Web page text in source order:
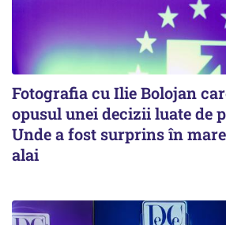
Fotografia cu Ilie Bolojan
opusul unei decizii luate de
Unde a fost surprins în
alai